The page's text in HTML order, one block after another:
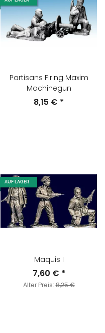
Partisans Firing Maxim
Machinegun
8,15 € *
AUF LAGER
Maquis I
7,60 € *
Alter Preis:8,25 €